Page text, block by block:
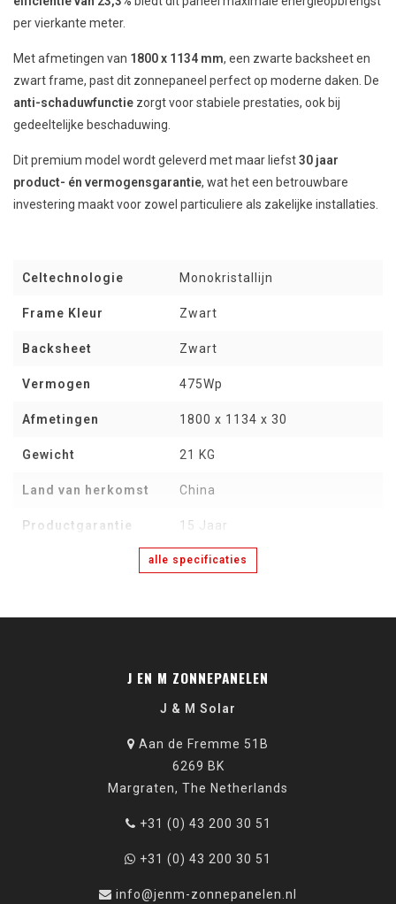
per vierkante meter.
Met afmetingen van 1800 x 1134 mm, een zwarte backsheet en
zwart frame, past dit zonnepaneel perfect op moderne daken. De
anti-schaduwfunctie zorgt voor stabiele prestaties, ook bij
gedeeltelijke beschaduwing.
Dit premium model wordt geleverd met maar liefst30 jaar
product- én vermogensgarantie, wat het een betrouwbare
investering maakt voor zowel particuliere als zakelijke installaties.
Celtechnologie Monokristallijn
Frame Kleur Zwart
Backsheet Zwart
Vermogen 475Wp
Afmetingen 1800 x 1134 x 30
Gewicht 21 KG
Land van herkomst China
Productgarantie 15 Jaar
alle specificaties
J EN M ZONNEPANELEN
J & M Solar
Aan de Fremme 51B
6269 BK
Margraten, The Netherlands
+31 (0) 43 200 30 51
+31 (0) 43 200 30 51
info@jenm-zonnepanelen.nl